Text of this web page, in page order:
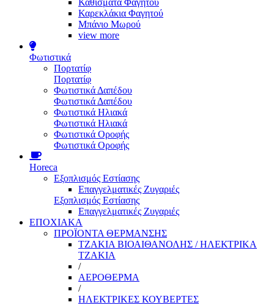
Καθίσματα Φαγητού
Καρεκλάκια Φαγητού
Μπάνιο Μωρού
view more
Φωτιστικά
Πορτατίφ
Πορτατίφ
Φωτιστικά Δαπέδου
Φωτιστικά Δαπέδου
Φωτιστικά Ηλιακά
Φωτιστικά Ηλιακά
Φωτιστικά Οροφής
Φωτιστικά Οροφής
Horeca
Εξοπλισμός Εστίασης
Επαγγελματικές Ζυγαριές
Εξοπλισμός Εστίασης
Επαγγελματικές Ζυγαριές
ΕΠΟΧΙΑΚΑ
ΠΡΟΪΟΝΤΑ ΘΕΡΜΑΝΣΗΣ
ΤΖΑΚΙΑ ΒΙΟΑΙΘΑΝΟΛΗΣ / ΗΛΕΚΤΡΙΚΑ
ΤΖΑΚΙΑ
/
ΑΕΡΟΘΕΡΜΑ
/
ΗΛΕΚΤΡΙΚΕΣ ΚΟΥΒΕΡΤΕΣ